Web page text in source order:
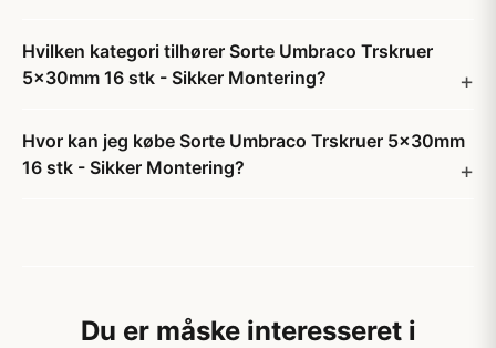
Hvilken kategori tilhører Sorte Umbraco Trskruer
5x30mm 16 stk - Sikker Montering?
Hvor kan jeg købe Sorte Umbraco Trskruer 5x30mm
16 stk - Sikker Montering?
Du er måske interesseret i